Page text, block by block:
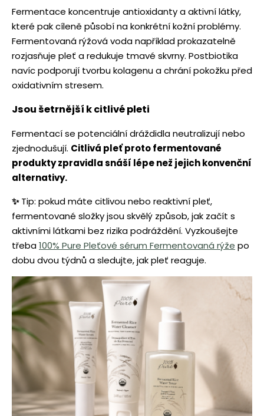
Fermentace koncentruje antioxidanty a aktivní látky,
které pak cíleně působí na konkrétní kožní problémy.
Fermentovaná rýžová voda například prokazatelně
rozjasňuje pleť a redukuje tmavé skvrny. Postbiotika
navíc podporují tvorbu kolagenu a chrání pokožku před
oxidativním stresem.
Jsou šetrnější k citlivé pleti
Fermentací se potenciální dráždidla neutralizují nebo
zjednodušují. Citlivá pleť proto fermentované
produkty zpravidla snáší lépe než jejich konvenční
alternativy.
✨Tip: pokud máte citlivou nebo reaktivní pleť,
fermentované složky jsou skvělý způsob, jak začít s
aktivními látkami bez rizika podráždění. Vyzkoušejte
třeba100% Pure Pleťové sérum Fermentovaná rýže po
dobu dvou týdnů a sledujte, jak pleť reaguje.